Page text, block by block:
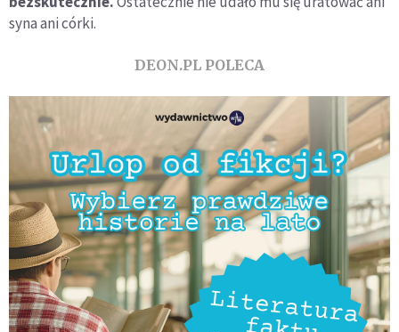
syna ani córki.
DEON.PL POLECA